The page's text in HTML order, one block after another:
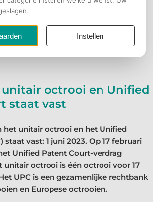
octrooi en Unified
staat vast
het unitair octrooi en het Unified
staat vast: 1 juni 2023. Op 17 februari
Unified Patent Court-verdrag
unitair octrooi is één octrooi voor 17
UPC is een gezamenlijke rechtbank
en Europese octrooien.